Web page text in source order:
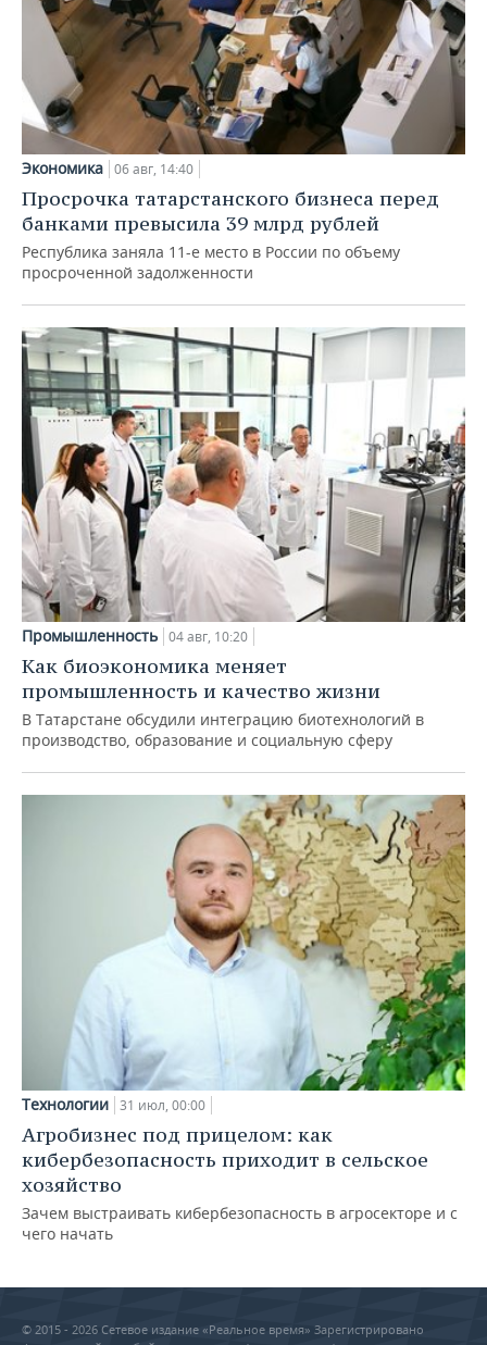
Экономика 06 авг, 14:40
Просрочка татарстанского бизнеса перед
банками превысила 39 млрд рублей
Республика заняла 11-е место в России по объему
просроченной задолженности
Промышленность 04 авг, 10:20
Как биоэкономика меняет
промышленность и качество жизни
В Татарстане обсудили интеграцию биотехнологий в
производство, образование и социальную сферу
Технологии 31 июл, 00:00
Агробизнес под прицелом: как
кибербезопасность приходит в сельское
хозяйство
Зачем выстраивать кибербезопасность в агросекторе и с
чего начать
© 2015 - 2026 Сетевое издание «Реальное время» Зарегистрировано